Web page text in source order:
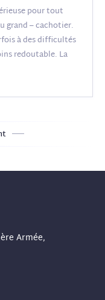
pour tout
grand – cachotier.
à des difficultés
redoutable. La
Armée,